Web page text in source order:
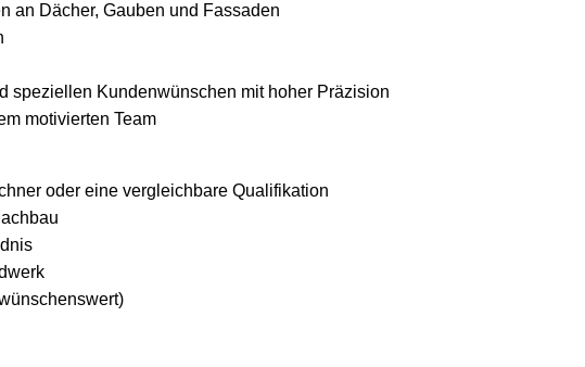
an Dächer, Gauben und Fassaden
speziellen Kundenwünschen mit hoher Präzision
motivierten Team
oder eine vergleichbare Qualifikation